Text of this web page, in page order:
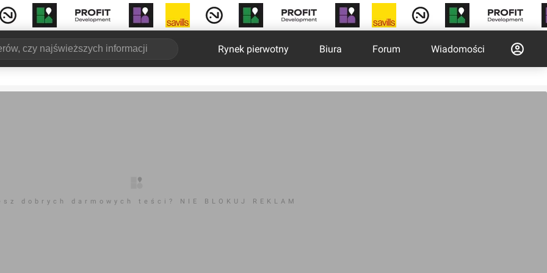
Rynek pierwotny Biura Forum Wiadomości
dobrych darmowych teści? NIE BLOKUJ REKLAM